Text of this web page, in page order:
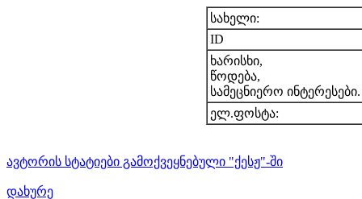
სახელი:
ID
ხარისხი,
წოდება,
სამეცნიერო ინტერესები.
ელ.ფოსტა:
ავტორის სტატიები გამოქვეყნებული "ქესჟ"-ში
დახურე